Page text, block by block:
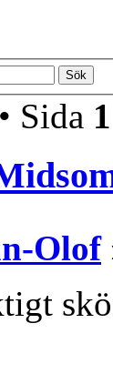
Sida 1
Olof